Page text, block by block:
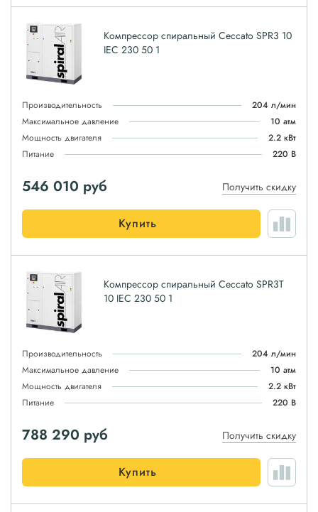
Компрессор спиральный Ceccato SPR3 10
IEC 230 50 1
Производительность
204 л/мин
Максимальное давление
10 атм
Мощность двигателя
2.2 кВт
Питание
220 В
546 010 руб Получить скидку
Купить
Компрессор спиральный Ceccato SPR3T
10 IEC 230 50 1
Производительность
204 л/мин
Максимальное давление
10 атм
Мощность двигателя
2.2 кВт
Питание
220 В
788 290 руб Получить скидку
Купить